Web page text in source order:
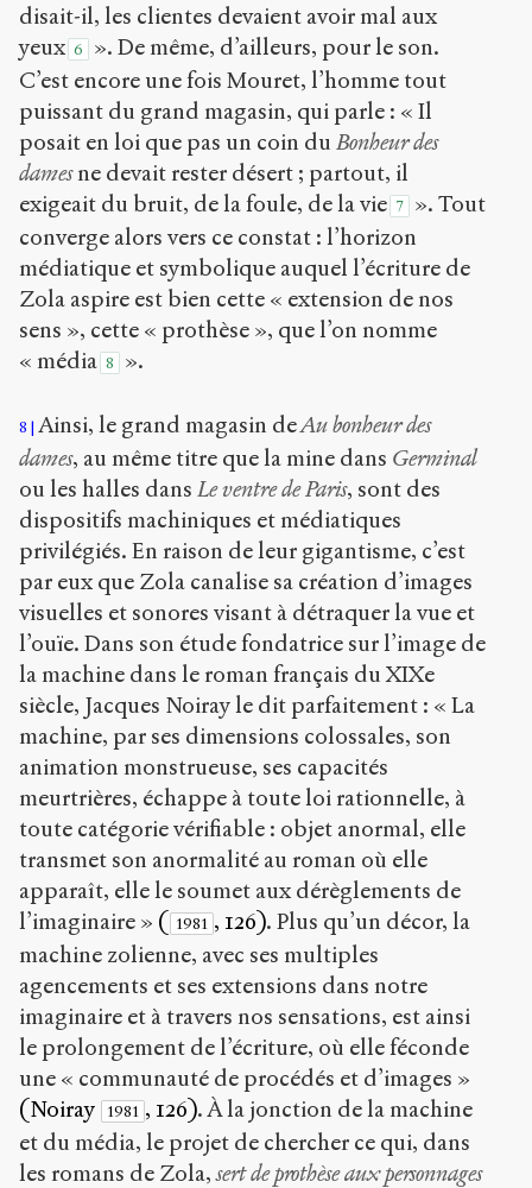
disait-il, les clientes devaient avoir mal aux
yeux 6
». De même, d’ailleurs, pour le son.
C’est encore une fois Mouret, l’homme tout
puissant du grand magasin, qui parle : « Il
posait en loi que pas un coin du Bonheur des
damesne devait rester désert ; partout, il
exigeait du bruit, de la foule, de la vie 7 ». Tout
converge alors vers ce constat : l’horizon
médiatique et symbolique auquel l’écriture de
Zola aspire est bien cette « extension de nos
sens », cette « prothèse », que l’on nomme
« média 8 ».
8 Ainsi, le grand magasin deAu bonheur des
dames, au même titre que la mine dans Germinal
ou les halles dans Le ventre de Paris, sont des
dispositifs machiniques et médiatiques
privilégiés. En raison de leur gigantisme, c’est
par eux que Zola canalise sa création d’images
visuelles et sonores visant à détraquer la vue et
l’ouïe. Dans son étude fondatrice sur l’image de
la machine dans le roman français du XIXe
siècle, Jacques Noiray le dit parfaitement : « La
machine, par ses dimensions colossales, son
animation monstrueuse, ses capacités
meurtrières, échappe à toute loi rationnelle, à
toute catégorie vérifiable : objet anormal, elle
transmet son anormalité au roman où elle
apparaît, elle le soumet aux dérèglements de
l’imaginaire » ( 1981 , 126). Plus qu’un décor, la
machine zolienne, avec ses multiples
agencements et ses extensions dans notre
imaginaire et à travers nos sensations, est ainsi
le prolongement de l’écriture, où elle féconde
une « communauté de procédés et d’images »
(Noiray 1981 , 126). À la jonction de la machine
et du média, le projet de chercher ce qui, dans
les romans de Zola,sert de prothèse aux personnages